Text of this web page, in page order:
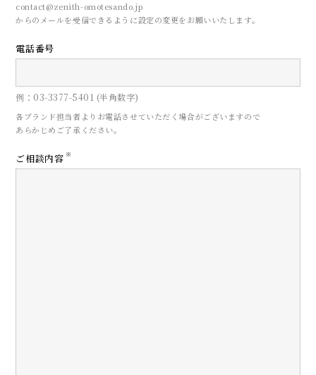
contact@zenith-omotesando.jp
からのメールを受信できるように設定の変更をお願いいたします。
電話番号
例：03-3377-5401 (半角数字)
各ブランド担当者よりお電話させていただく場合がございますので
あらかじめご了承ください。
ご相談内容 ※